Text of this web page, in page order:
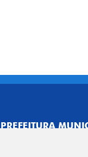
PREFEITURA